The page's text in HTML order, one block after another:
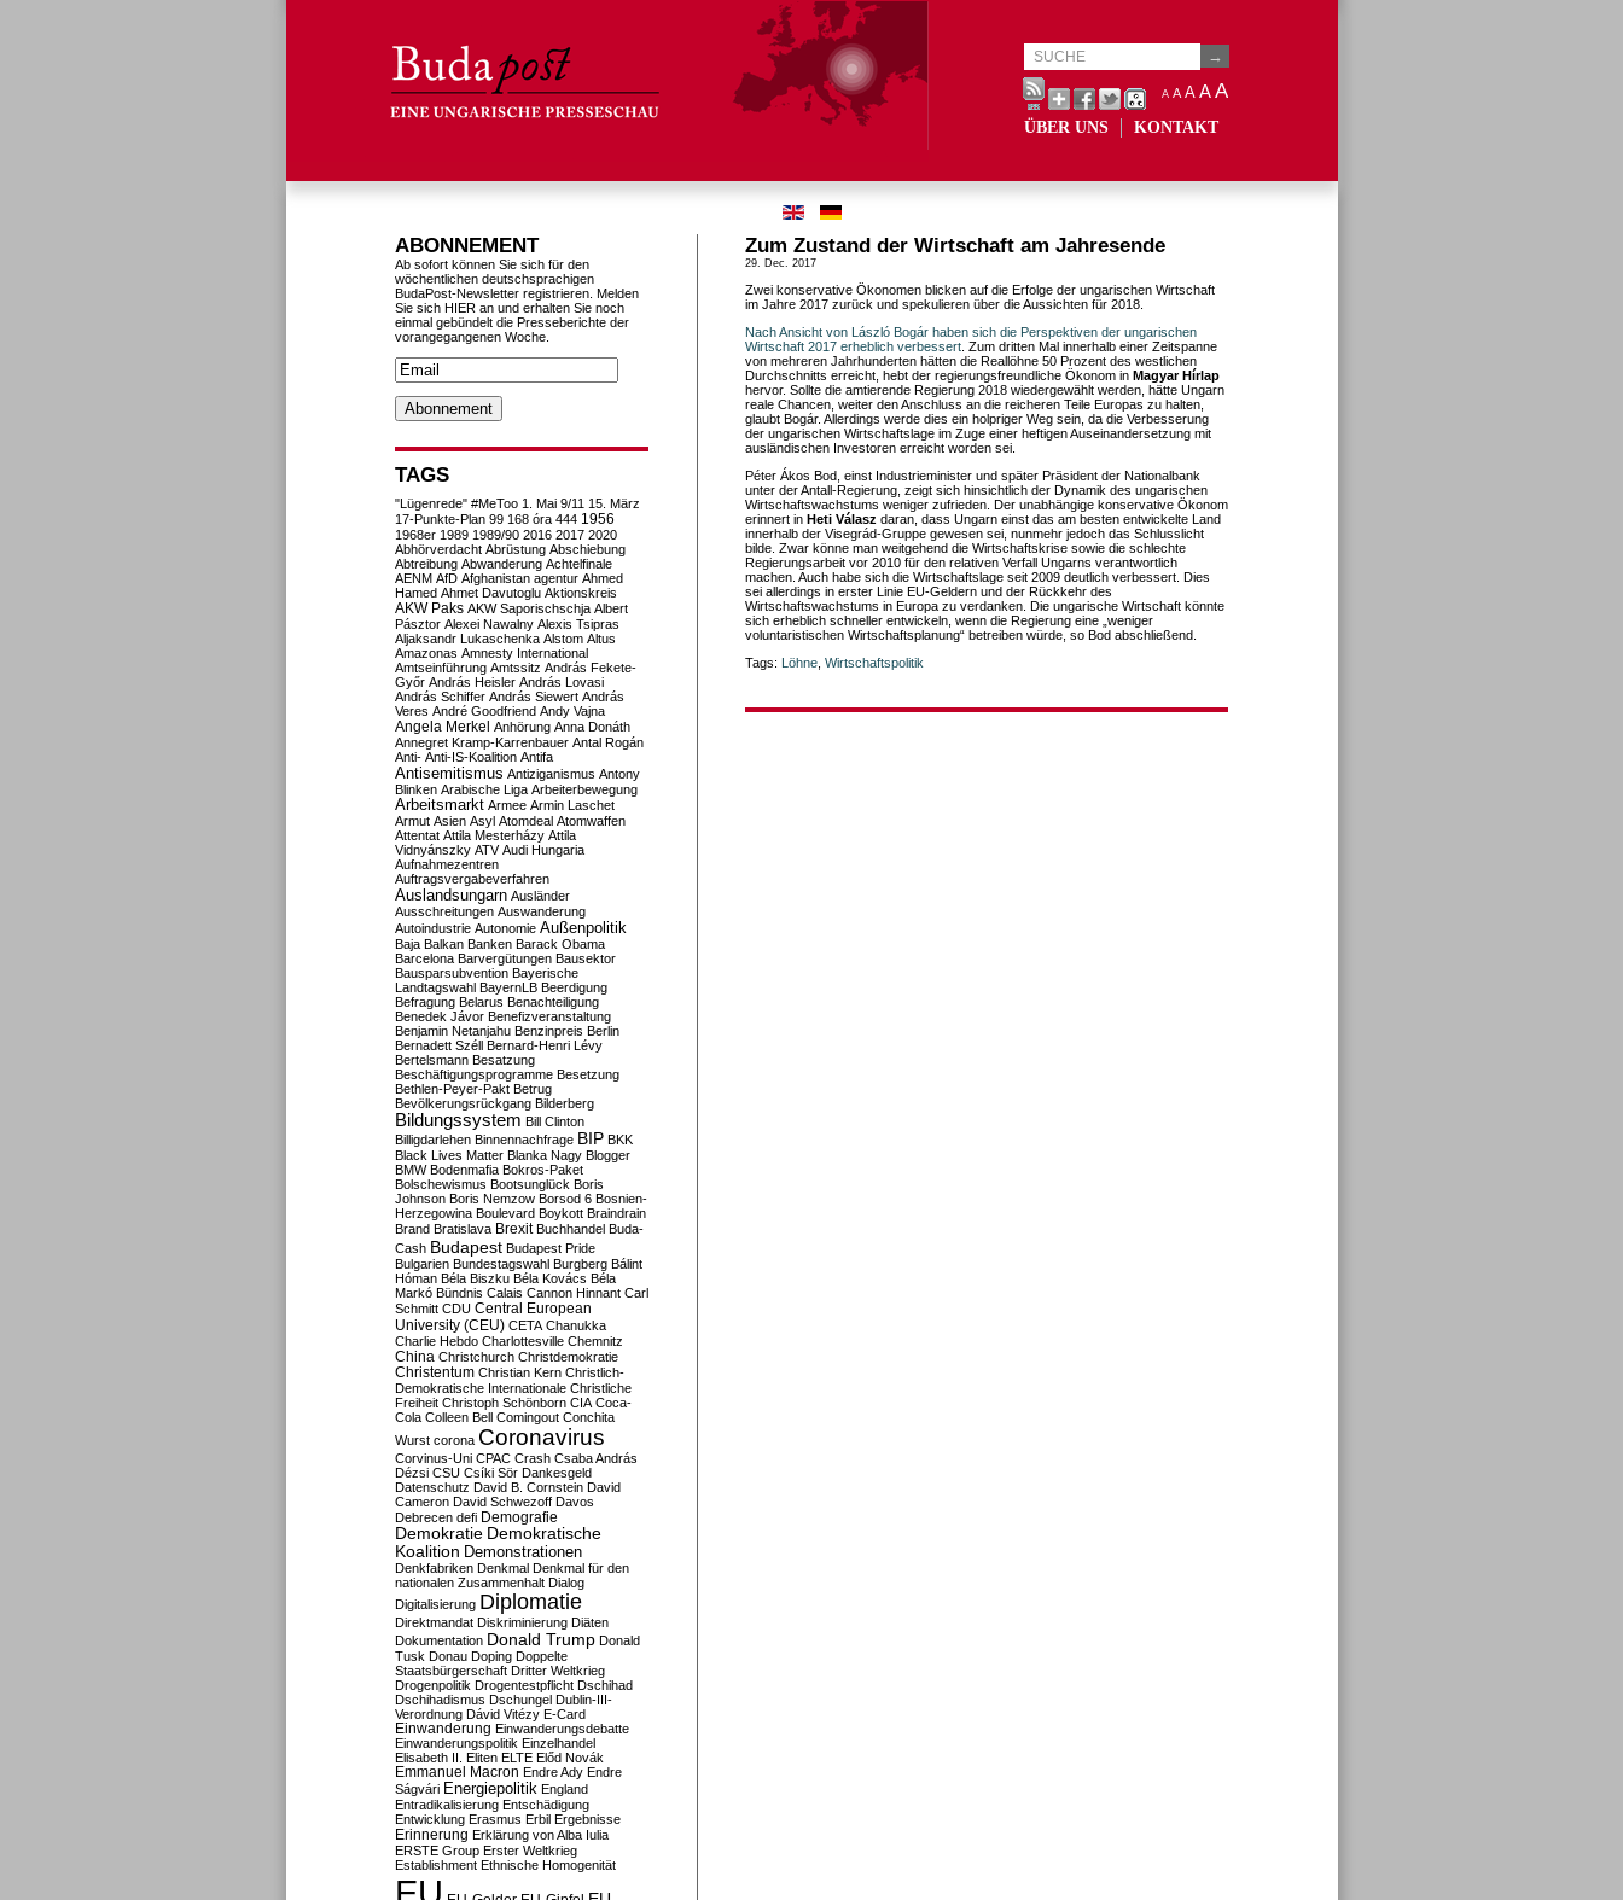
A A A AA
ÜBER UNS KONTAKT
Zum Zustand der Wirtschaft am Jahresende
29. Dec. 2017
Zwei konservative Ökonomen blicken auf die Erfolge der ungarischen Wirtschaft
im Jahre 2017 zurück und spekulieren über die Aussichten für 2018.
Nach Ansicht von László Bogár haben sich die Perspektiven der ungarischen
Wirtschaft 2017 erheblich verbessert . Zum dritten Mal innerhalb einer Zeitspanne
von mehreren Jahrhunderten hätten die Reallöhne 50 Prozent des westlichen
Durchschnitts erreicht, hebt der regierungsfreundliche Ökonom in Magyar Hírlap
hervor. Sollte die amtierende Regierung 2018 wiedergewählt werden, hätte Ungarn
reale Chancen, weiter den Anschluss an die reicheren Teile Europas zu halten,
glaubt Bogár. Allerdings werde dies ein holpriger Weg sein, da die Verbesserung
der ungarischen Wirtschaftslage im Zuge einer heftigen Auseinandersetzung mit
ausländischen Investoren erreicht worden sei.
Péter Ákos Bod, einst Industrieminister und später Präsident der Nationalbank
unter der Antall-Regierung, zeigt sich hinsichtlich der Dynamik des ungarischen
Wirtschaftswachstums weniger zufrieden. Der unabhängige konservative Ökonom
erinnert in Heti Válasz daran, dass Ungarn einst das am besten entwickelte Land
innerhalb der Visegrád-Gruppe gewesen sei, nunmehr jedoch das Schlusslicht
bilde. Zwar könne man weitgehend die Wirtschaftskrise sowie die schlechte
Regierungsarbeit vor 2010 für den relativen Verfall Ungarns verantwortlich
machen. Auch habe sich die Wirtschaftslage seit 2009 deutlich verbessert. Dies
sei allerdings in erster Linie EU-Geldern und der Rückkehr des
Wirtschaftswachstums in Europa zu verdanken. Die ungarische Wirtschaft könnte
sich erheblich schneller entwickeln, wenn die Regierung eine „weniger
voluntaristischen Wirtschaftsplanung“ betreiben würde, so Bod abschließend.
Tags: Löhne Wirtschaftspolitik
ABONNEMENT
Ab sofort können Sie sich für den
wöchentlichen deutschsprachigen
BudaPost-Newsletter registrieren. Melden
Sie sich HIER an und erhalten Sie noch
einmal gebündelt die Presseberichte der
vorangegangenen Woche.
TAGS
"Lügenrede" #MeToo 1. Mai 9/11 15. März
17-Punkte-Plan 99 168 óra 444 1956
1968er 1989 1989/90 2016 2017 2020
Abhörverdacht Abrüstung Abschiebung
Abtreibung Abwanderung Achtelfinale
AENM AfD Afghanistan agentur Ahmed
Hamed Ahmet Davutoglu Aktionskreis
AKW Paks AKW Saporischschja Albert
Pásztor Alexei Nawalny Alexis Tsipras
Aljaksandr Lukaschenka Alstom Altus
Amazonas Amnesty International
Amtseinführung Amtssitz András Fekete-
Győr András Heisler András Lovasi
András Schiffer András Siewert András
Veres André Goodfriend Andy Vajna
Angela Merkel Anhörung Anna Donáth
Annegret Kramp-Karrenbauer Antal Rogán
Anti- Anti-IS-Koalition Antifa
Antisemitismus Antiziganismus Antony
Blinken Arabische Liga Arbeiterbewegung
Arbeitsmarkt Armee Armin Laschet
Armut Asien Asyl Atomdeal Atomwaffen
Attentat Attila Mesterházy Attila
Vidnyánszky ATV Audi Hungaria
Aufnahmezentren
Auftragsvergabeverfahren
Auslandsungarn Ausländer
Ausschreitungen Auswanderung
Autoindustrie Autonomie Außenpolitik
Baja Balkan Banken Barack Obama
Barcelona Barvergütungen Bausektor
Bausparsubvention Bayerische
Landtagswahl BayernLB Beerdigung
Befragung Belarus Benachteiligung
Benedek Jávor Benefizveranstaltung
Benjamin Netanjahu Benzinpreis Berlin
Bernadett Széll Bernard-Henri Lévy
Bertelsmann Besatzung
Beschäftigungsprogramme Besetzung
Bethlen-Peyer-Pakt Betrug
Bevölkerungsrückgang Bilderberg
Bildungssystem Bill Clinton
Billigdarlehen Binnennachfrage BIP BKK
Black Lives Matter Blanka Nagy Blogger
BMW Bodenmafia Bokros-Paket
Bolschewismus Bootsunglück Boris
Johnson Boris Nemzow Borsod 6 Bosnien-
Herzegowina Boulevard Boykott Braindrain
Brand Bratislava Brexit Buchhandel Buda-
Cash Budapest Budapest Pride
Bulgarien Bundestagswahl Burgberg Bálint
Hóman Béla Biszku Béla Kovács Béla
Markó Bündnis Calais Cannon Hinnant Carl
Schmitt CDU Central European
University (CEU) CETA Chanukka
Charlie Hebdo Charlottesville Chemnitz
China Christchurch Christdemokratie
Christentum Christian Kern Christlich-
Demokratische Internationale Christliche
Freiheit Christoph Schönborn CIA Coca-
Cola Colleen Bell Comingout Conchita
Wurst corona Coronavirus
Corvinus-Uni CPAC Crash Csaba András
Dézsi CSU Csíki Sör Dankesgeld
Datenschutz David B. Cornstein David
Cameron David Schwezoff Davos
Debrecen defi Demografie
Demokratie Demokratische
Koalition Demonstrationen
Denkfabriken Denkmal Denkmal für den
nationalen Zusammenhalt Dialog
Digitalisierung Diplomatie
Direktmandat Diskriminierung Diäten
Dokumentation Donald Trump Donald
Tusk Donau Doping Doppelte
Staatsbürgerschaft Dritter Weltkrieg
Drogenpolitik Drogentestpflicht Dschihad
Dschihadismus Dschungel Dublin-III-
Verordnung Dávid Vitézy E-Card
Einwanderung Einwanderungsdebatte
Einwanderungspolitik Einzelhandel
Elisabeth II. Eliten ELTE Előd Novák
Emmanuel Macron Endre Ady Endre
Ságvári Energiepolitik England
Entradikalisierung Entschädigung
Entwicklung Erasmus Erbil Ergebnisse
Erinnerung Erklärung von Alba Iulia
ERSTE Group Erster Weltkrieg
Establishment Ethnische Homogenität